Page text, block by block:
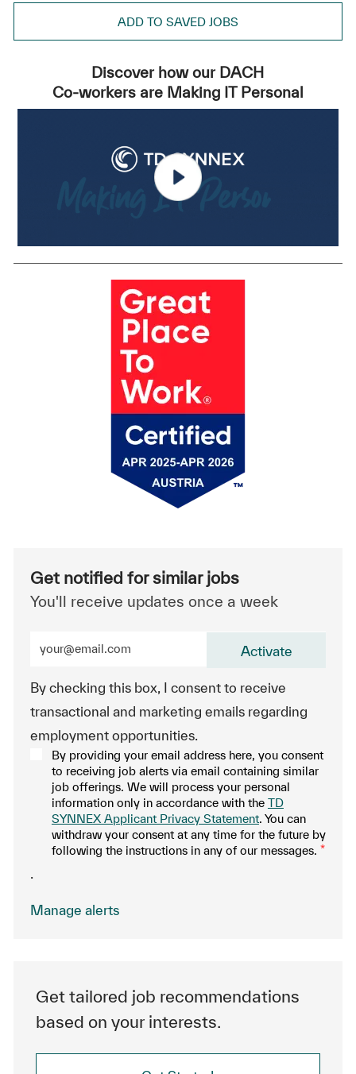
ADD TO SAVED JOBS
Discover how our DACH
Co-workers are Making IT Personal
Get notified for similar jobs
You'll receive updates once a week
By checking this box, I consent to receive
transactional and marketing emails regarding
employment opportunities.
By providing your email address here, you consent
to receiving job alerts via email containing similar
job offerings. We will process your personal
information only in accordance with the TD
SYNNEX Applicant Privacy Statement. You can
withdraw your consent at any time for the future by
following the instructions in any of our messages. *
Activate
Manage alerts
Get tailored job recommendations
based on your interests.